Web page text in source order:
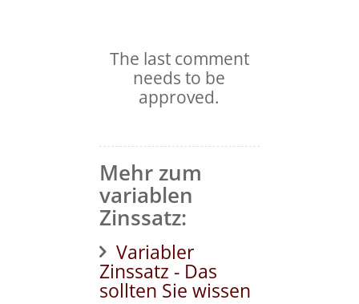
The last comment
needs to be
approved.
Mehr zum
variablen
Zinssatz:
Variabler
Zinssatz - Das
sollten Sie wissen